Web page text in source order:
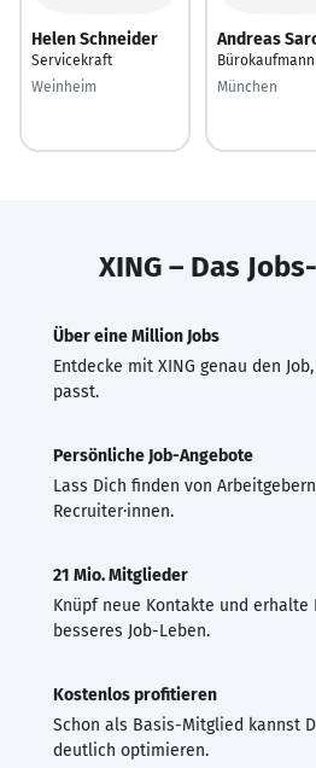
Helen Schneider
Servicekraft
Weinheim
Andreas
Bürokaufmann
München
XING – Das
Über eine Million Jobs
Entdecke mit XING genau den
passt.
Persönliche Job-Angebote
Lass Dich finden von
Recruiter·innen.
21 Mio. Mitglieder
Knüpf neue Kontakte und erhalte
besseres Job-Leben.
Kostenlos profitieren
Schon als Basis-Mitglied kannst
deutlich optimieren.